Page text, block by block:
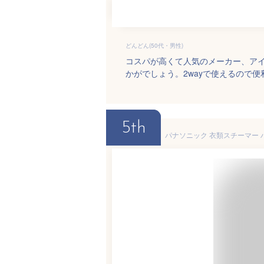
どんどん(50代・男性)
コスパが高くて人気のメーカー、ア
かがでしょう。2wayで使えるので
5th